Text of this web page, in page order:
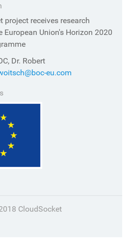
project receives research
Union's Horizon 2020
Dr. Robert
eu.com
CloudSocket